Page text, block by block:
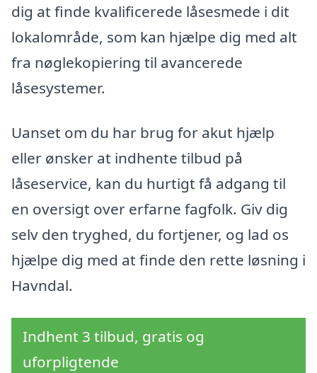
dig at finde kvalificerede låsesmede i dit
lokalområde, som kan hjælpe dig med alt
fra nøglekopiering til avancerede
låsesystemer.
Uanset om du har brug for akut hjælp
eller ønsker at indhente tilbud på
låseservice, kan du hurtigt få adgang til
en oversigt over erfarne fagfolk. Giv dig
selv den tryghed, du fortjener, og lad os
hjælpe dig med at finde den rette løsning i
Havndal.
Indhent 3 tilbud, gratis og
uforpligtende